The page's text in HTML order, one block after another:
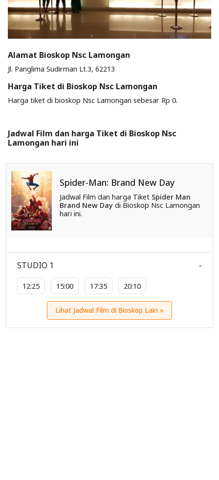
Alamat Bioskop Nsc Lamongan
Jl. Panglima Sudirman Lt.3, 62213
Harga Tiket di Bioskop Nsc Lamongan
Harga tiket di bioskop Nsc Lamongan sebesar Rp 0.
Jadwal Film dan harga Tiket di Bioskop Nsc
Lamongan hari ini
Spider-Man: Brand New Day
Jadwal Film dan harga Tiket Spider Man
Brand New Daydi Bioskop Nsc Lamongan
hari ini.
STUDIO 1
12:25 15:00 17:35 20:10
-
Lihat Jadwal Film di Bioskop Lain »